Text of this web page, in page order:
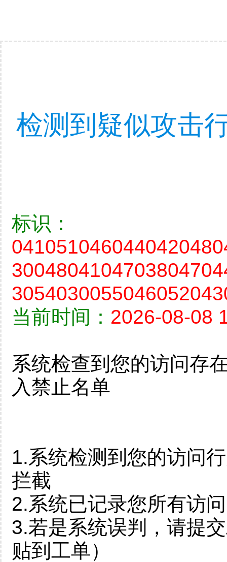
检测到疑似攻击
标识：
当前时间： 2026-08-08
系统检查到您的访问存
入禁止名单
1.系统检测到您的访问
拦截
2.系统已记录您所有访
3.若是系统误判，请提
贴到工单）